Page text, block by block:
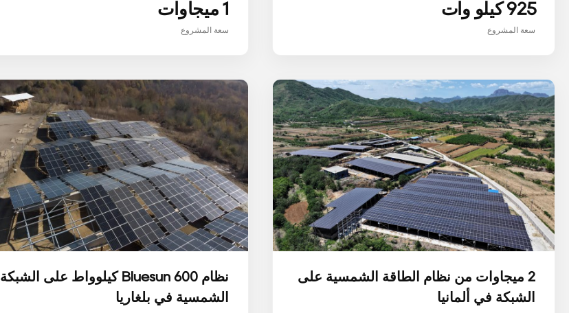
925 كيلو وات
سعة المشروع
1 ميجاوات
سعة المشروع
2 ميجاوات من نظام الطاقة الشمسية على
الشبكة في ألمانيا
نظام Bluesun 600 كيلوواط على الشبكة
الشمسية في بلغاريا